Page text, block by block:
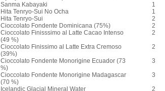
Sanma Kabayaki 1
Hita Tenryo-Sui No Ocha 1
Hita Tenryo-Sui 2
Cioccolato Fondente Dominicana (75%) 2
Cioccolato Finisssimo al Latte Cacao Intenso
(49 %)
2
Cioccolato Finissimo al Latte Extra Cremoso
(39%)
2
Cioccolato Fondente Monorigine Ecuador (73
%)
3
Cioccolato Fondente Monorigine Madagascar
(70 %)
3
Icelandic Glacial Mineral Water 2